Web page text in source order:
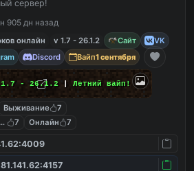
сервер!
905 дн назад
онлайн
v 1.7 - 26.1.2 Сайт
VK
Discord Вайп1 сентября
1.7 - 26.1.2 | Летний вайп!
Выживание
7
7 Онлайн 7